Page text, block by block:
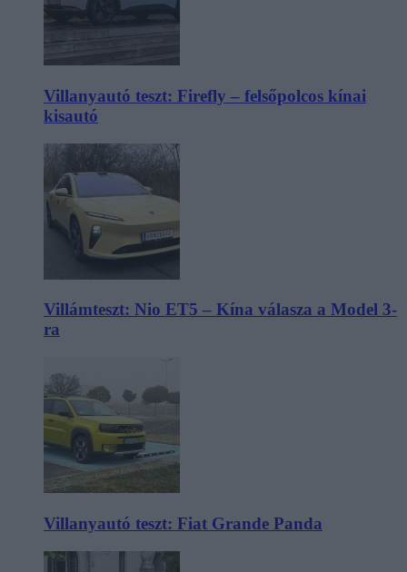
Villanyautó teszt: Firefly – felsőpolcos kínai
kisautó
Villámteszt: Nio ET5 – Kína válasza a Model 3-
ra
Villanyautó teszt: Fiat Grande Panda